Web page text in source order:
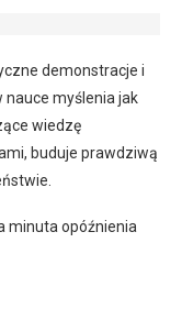
demonstracje i
nauce myślenia jak
wiedzę
buduje prawdziwą
minuta opóźnienia